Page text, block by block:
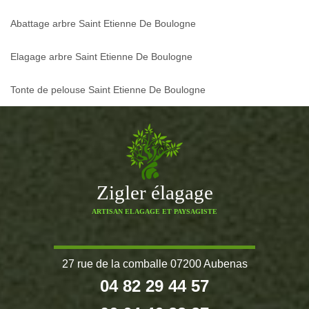
Abattage arbre Saint Etienne De Boulogne
Elagage arbre Saint Etienne De Boulogne
Tonte de pelouse Saint Etienne De Boulogne
Zigler élagage
ARTISAN ELAGAGE ET PAYSAGISTE
27 rue de la comballe 07200 Aubenas
04 82 29 44 57